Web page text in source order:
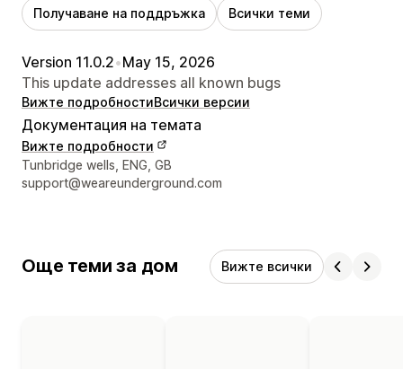
Получаване на поддръжка Всички теми
Version 11.0.2•May 15, 2026
This update addresses all known bugs
Вижте подробностиВсички версии
Документация на темата
Вижте подробности
Данни за връзка с дизайнера
Tunbridge wells, ENG, GB
support@weareunderground.com
Още теми за дом Вижте всички